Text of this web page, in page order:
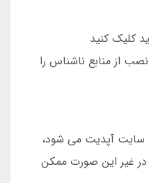
کلیک کنید
از منابع ناشناس را
سایت آپدیت می شود،
در غیر این صورت ممکن